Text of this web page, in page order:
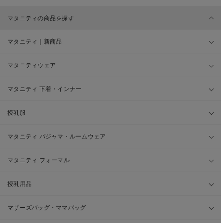
マタニティの商品を探す
マタニティ｜新商品
マタニティウェア
マタニティ 下着・インナー
授乳服
マタニティ パジャマ・ルームウェア
マタニティ フォーマル
授乳用品
マザーズバッグ・ママバッグ